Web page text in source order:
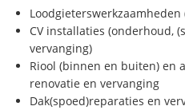
CV installaties (onderhoud,
vervanging)
Riool (binnen en buiten) en
renovatie en vervanging
Dak(spoed)reparaties en